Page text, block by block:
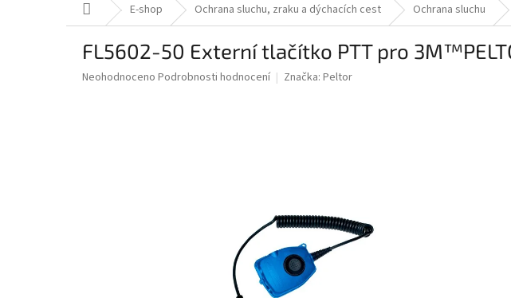
Domů E-shop Ochrana sluchu, zraku a dýchacích cest Ochrana sluchu
FL5602-50 Externí tlačítko PTT pro
Průměrné
Neohodnoceno Podrobnosti hodnocení Značka: Peltor